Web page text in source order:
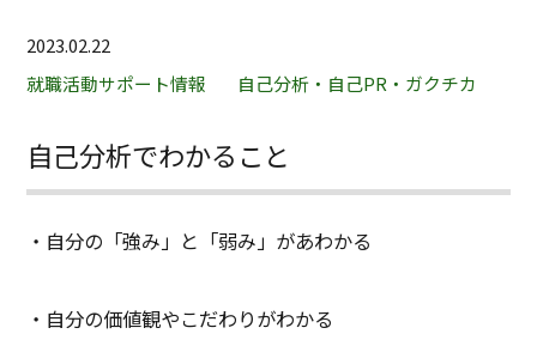
2023.02.22
就職活動サポート情報
自己分析・自己PR・ガクチカ
自己分析でわかること
・自分の「強み」と「弱み」があわかる
・自分の価値観やこだわりがわかる